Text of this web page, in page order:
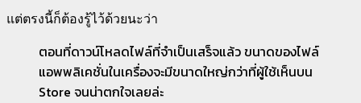
แต่ตรงนี้ก็ต้องรู้ไว้ด้วยนะว่า
ตอนที่ดาวน์โหลดไฟล์ที่จำเป็นเสร็จแล้ว ขนาดของไฟล์
แอพพลิเคชั่นในเครื่องจะมีขนาดใหญ่กว่าที่ผู้ใช้เห็นบน
Store จนน่าตกใจเลยล่ะ